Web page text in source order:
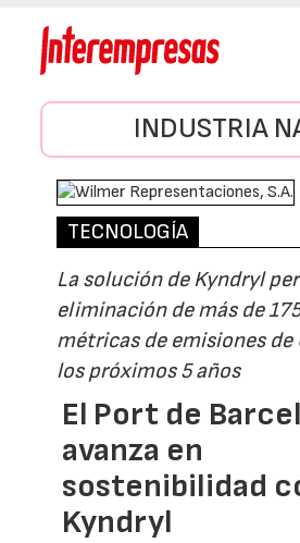
INDUSTRIA
TECNOLOGÍA
La solución de Kyndryl
eliminación de más de
métricas de emisiones de
los próximos 5 años
El Port de
avanza en
sostenibilidad
Kyndryl